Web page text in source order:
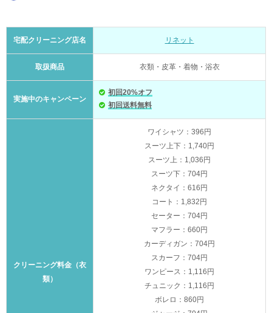
宅配クリーニング店名 リネット
取扱商品 衣類・皮革・着物・浴衣
実施中のキャンペーン
初回20%オフ
初回送料無料
クリーニング料金（衣
類）
ワイシャツ：396円
スーツ上下：1,740円
スーツ上：1,036円
スーツ下：704円
ネクタイ：616円
コート：1,832円
セーター：704円
マフラー：660円
カーディガン：704円
スカーフ：704円
ワンピース：1,116円
チュニック：1,116円
ボレロ：860円